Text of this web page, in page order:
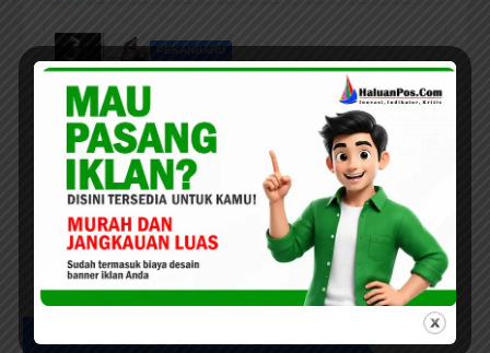
PEKANBARU
Jajaran Pengurus LAMR Kota
Pekanbaru Ucapkan Tahniah
Hari Jadi Provinsi Riau Ke-69
Tahun
PEKANBARU
Wali Kota Agung Nugroho
Dorong Semangat Green City
Dalam IMT-GT di Pekanbaru
UCAPAN IKLAN HUT RIAU KE-69